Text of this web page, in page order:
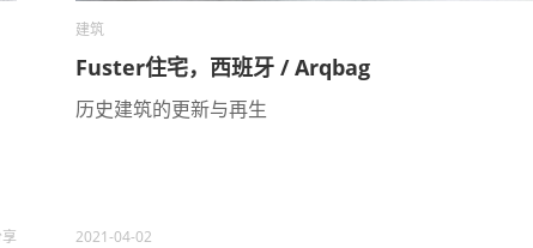
建筑
Fuster住宅，西班牙 / Arqbag
历史建筑的更新与再生
2021-04-02